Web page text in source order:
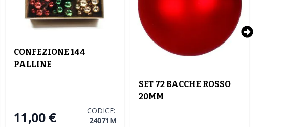
CONFEZIONE 144
PALLINE
11,00 €
CODICE:
24071M
SET 72 BACCHE ROSSO
20MM